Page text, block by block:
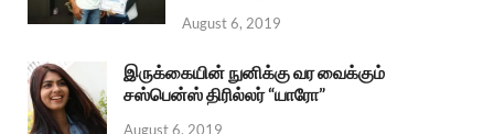
August 6, 2019
இருக்கையின் நுனிக்கு வர வைக்கும்
சஸ்பென்ஸ் திரில்லர் “யாரோ”
August 6, 2019